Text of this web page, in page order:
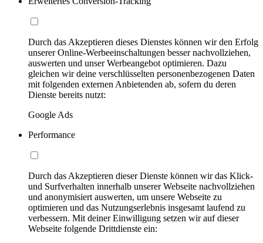
Durch das Akzeptieren dieses Dienstes können wir den Erfolg
unserer Online-Werbeeinschaltungen besser nachvollziehen,
auswerten und unser Werbeangebot optimieren. Dazu
gleichen wir deine verschlüsselten personenbezogenen Daten
mit folgenden externen Anbietenden ab, sofern du deren
Dienste bereits nutzt:
Google Ads
Performance
Durch das Akzeptieren dieser Dienste können wir das Klick-
und Surfverhalten innerhalb unserer Webseite nachvollziehen
und anonymisiert auswerten, um unsere Webseite zu
optimieren und das Nutzungserlebnis insgesamt laufend zu
verbessern. Mit deiner Einwilligung setzen wir auf dieser
Webseite folgende Drittdienste ein: